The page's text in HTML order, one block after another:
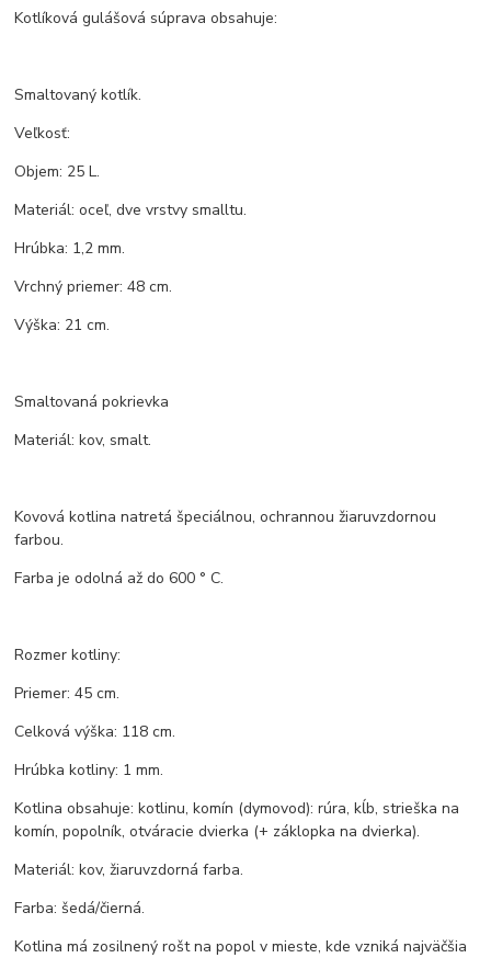
Kotlíková gulášová súprava obsahuje:
Smaltovaný kotlík.
Veľkosť:
Objem: 25 L.
Materiál: oceľ, dve vrstvy smalltu.
Hrúbka: 1,2 mm.
Vrchný priemer: 48 cm.
Výška: 21 cm.
Smaltovaná pokrievka
Materiál: kov, smalt.
Kovová kotlina natretá špeciálnou, ochrannou žiaruvzdornou
farbou.
Farba je odolná až do 600 ° C.
Rozmer kotliny:
Priemer: 45 cm.
Celková výška: 118 cm.
Hrúbka kotliny: 1 mm.
Kotlina obsahuje: kotlinu, komín (dymovod): rúra, kĺb, strieška na
komín, popolník, otváracie dvierka (+ záklopka na dvierka).
Materiál: kov, žiaruvzdorná farba.
Farba: šedá/čierná.
Kotlina má zosilnený rošt na popol v mieste, kde vzniká najväčšia